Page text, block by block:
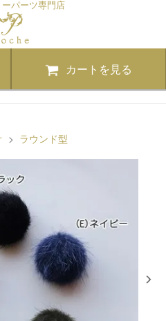
パーツ専門店
カートを見る
> ラウンド型